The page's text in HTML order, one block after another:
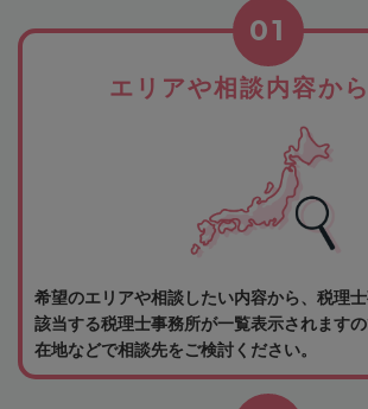
エリアや相談内容か
01
希望のエリアや相談したい内容から、税理士
該当する税理士事務所が一覧表示されます
在地などで相談先をご検討ください。